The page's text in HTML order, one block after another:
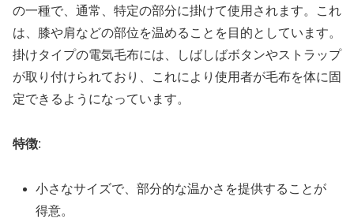
の一種で、通常、特定の部分に掛けて使用されます。これ
は、膝や肩などの部位を温めることを目的としています。
掛けタイプの電気毛布には、しばしばボタンやストラップ
が取り付けられており、これにより使用者が毛布を体に固
定できるようになっています。
特徴:
小さなサイズで、部分的な温かさを提供することが
得意。